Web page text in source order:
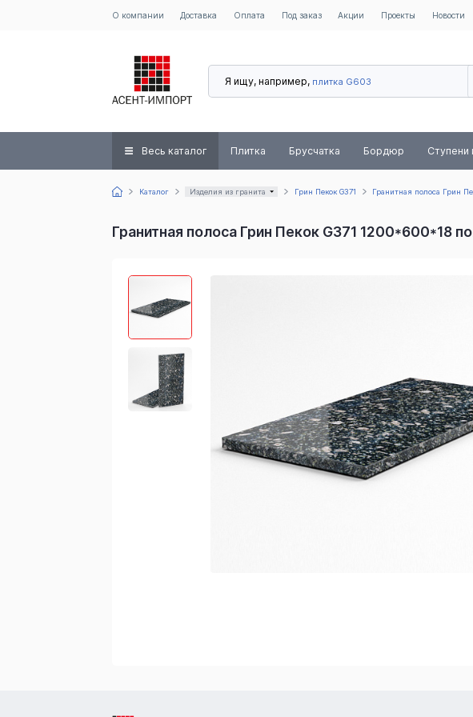
О компании Доставка Оплата Под заказ Акции Проекты Новости
Я ищу, например, плитка G603
Весь каталог Плитка Брусчатка Бордюр Ступени
Каталог Изделия из гранита Грин Пекок G371 Гранитная полоса Грин
Гранитная полоса Грин Пекок G371 1200*600*18